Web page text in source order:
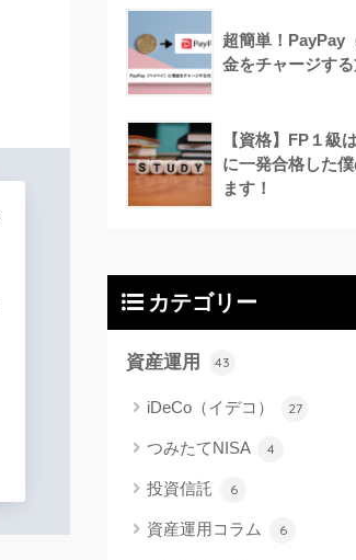
超簡単！PayPay
金をチャージする
【資格】FP１級
に一発合格した
ます！
カテゴリー
資産運用 43
iDeCo（イデコ） 27
つみたてNISA 4
投資信託 6
資産運用コラム 6